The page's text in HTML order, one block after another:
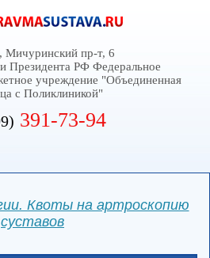
Мичуринский пр-т, 6
Президента РФ Федеральное
учреждение "Объединенная
с Поликлиникой"
391-73-94
Квоты на артроскопию
суставов